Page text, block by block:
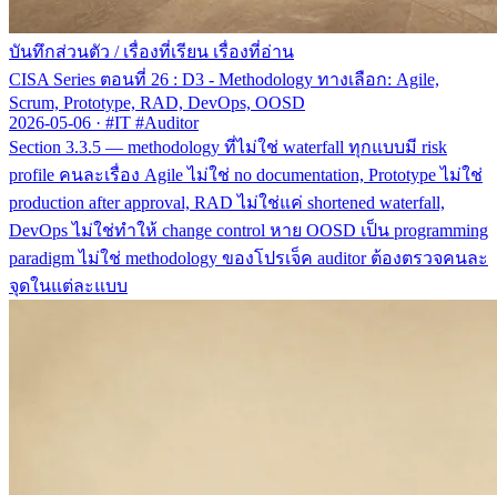
บันทึกส่วนตัว / เรื่องที่เรียน เรื่องที่อ่าน
CISA Series ตอนที่ 26 : D3 - Methodology ทางเลือก: Agile,
Scrum, Prototype, RAD, DevOps, OOSD
2026-05-06 · #IT #Auditor
Section 3.3.5 — methodology ที่ไม่ใช่ waterfall ทุกแบบมี risk
profile คนละเรื่อง Agile ไม่ใช่ no documentation, Prototype ไม่ใช่
production after approval, RAD ไม่ใช่แค่ shortened waterfall,
DevOps ไม่ใช่ทำให้ change control หาย OOSD เป็น programming
paradigm ไม่ใช่ methodology ของโปรเจ็ค auditor ต้องตรวจคนละ
จุดในแต่ละแบบ